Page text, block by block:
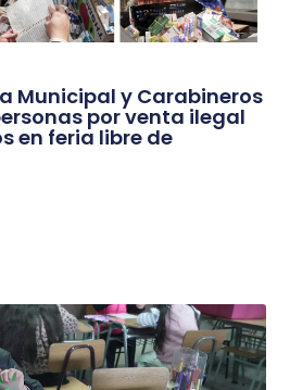
Municipal y Carabineros
por venta ilegal
en feria libre de